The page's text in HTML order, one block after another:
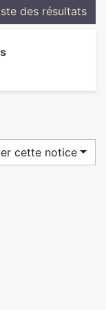
des résultats
cette notice